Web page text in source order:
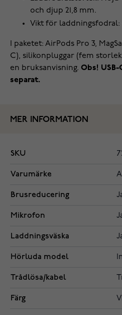
och djup 21,8 mm.
Vikt för laddningsfodral:
I paketet: AirPods Pro 3,
C), silikonpluggar (fem
en bruksanvisning. Obs!
separat.
MER INFORMATION
SKU
Varumärke
Brusreducering
Mikrofon
Laddningsväska
Hörluda model
Trådlösa/kabel
Färg